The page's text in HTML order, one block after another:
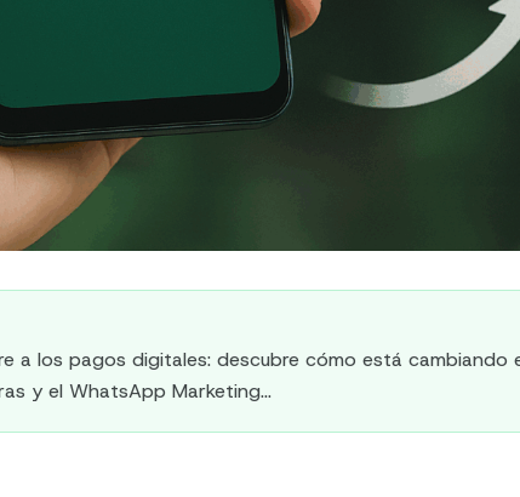
a los pagos digitales: descubre cómo está cambiando
y el WhatsApp Marketing...